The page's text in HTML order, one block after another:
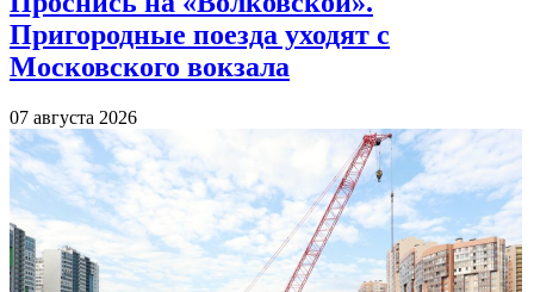
Пригородные поезда уходят с
Московского вокзала
07 августа 2026